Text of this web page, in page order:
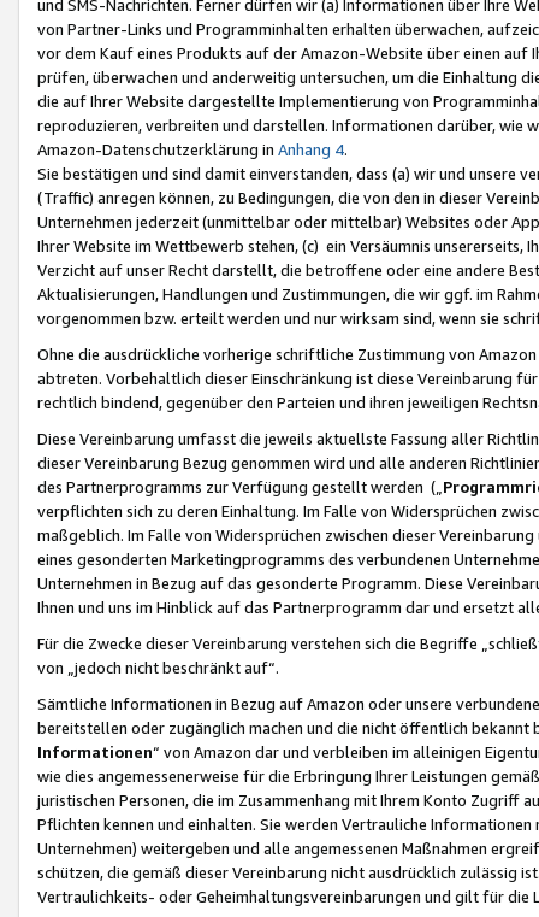
und SMS-Nachrichten. Ferner dürfen wir (a) Informationen über Ihre
von Partner-Links und Programminhalten erhalten überwachen,
vor dem Kauf eines Produkts auf der Amazon-Website über einen
prüfen, überwachen und anderweitig untersuchen, um die Einhaltung
die auf Ihrer Website dargestellte Implementierung von
reproduzieren, verbreiten und darstellen. Informationen darüber, wie
Amazon-Datenschutzerklärung in Anhang 4.
Sie bestätigen und sind damit einverstanden, dass (a) wir und
(Traffic) anregen können, zu Bedingungen, die von den in dieser
Unternehmen jederzeit (unmittelbar oder mittelbar) Websites oder
Ihrer Website im Wettbewerb stehen, (c) ein Versäumnis unsererseits,
Verzicht auf unser Recht darstellt, die betroffene oder eine andere
Aktualisierungen, Handlungen und Zustimmungen, die wir ggf. im
vorgenommen bzw. erteilt werden und nur wirksam sind, wenn sie
Ohne die ausdrückliche vorherige schriftliche Zustimmung von
abtreten. Vorbehaltlich dieser Einschränkung ist diese Vereinbarung
rechtlich bindend, gegenüber den Parteien und ihren jeweiligen
Diese Vereinbarung umfasst die jeweils aktuellste Fassung aller
dieser Vereinbarung Bezug genommen wird und alle anderen
des Partnerprogramms zur Verfügung gestellt werden („
verpflichten sich zu deren Einhaltung. Im Falle von Widersprüchen
maßgeblich. Im Falle von Widersprüchen zwischen dieser
eines gesonderten Marketingprogramms des verbundenen
Unternehmen in Bezug auf das gesonderte Programm. Diese
Ihnen und uns im Hinblick auf das Partnerprogramm dar und ersetzt
Für die Zwecke dieser Vereinbarung verstehen sich die Begriffe
von „jedoch nicht beschränkt auf“.
Sämtliche Informationen in Bezug auf Amazon oder unsere
bereitstellen oder zugänglich machen und die nicht öffentlich
Informationen“ von Amazon dar und verbleiben im alleinigen
wie dies angemessenerweise für die Erbringung Ihrer Leistungen
juristischen Personen, die im Zusammenhang mit Ihrem Konto
Pflichten kennen und einhalten. Sie werden Vertrauliche
Unternehmen) weitergeben und alle angemessenen Maßnahmen
schützen, die gemäß dieser Vereinbarung nicht ausdrücklich zulässig
Vertraulichkeits- oder Geheimhaltungsvereinbarungen und gilt für die